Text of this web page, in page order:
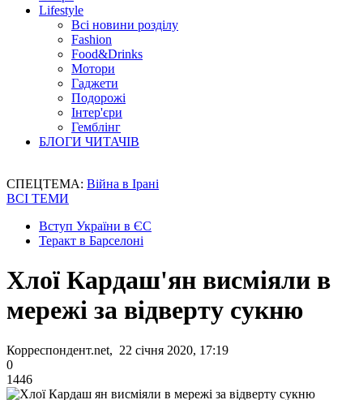
Lifestyle
Всі новини розділу
Fashion
Food&Drinks
Мотори
Гаджети
Подорожі
Інтер'єри
Гемблінг
БЛОГИ ЧИТАЧІВ
СПЕЦТЕМА: Війна в Ірані
ВСІ ТЕМИ
Вступ України в ЄС
Теракт в Барселоні
Хлої Кардаш'ян висміяли в
мережі за відверту сукню
Корреспондент.net, 22 січня 2020, 17:19
0
1446